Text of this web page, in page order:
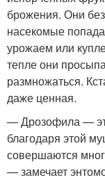
брожения. Они
насекомые
урожаем или
тепле они
размножаться.
даже ценная.
— Дрозофила —
благодаря этой
совершаются
— замечает